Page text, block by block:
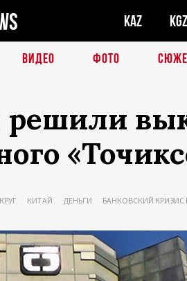
KAZ KGZ
ВИДЕО ФОТО
КИТАЙ ДЕНЬГИ БАНКОВСКИЙ